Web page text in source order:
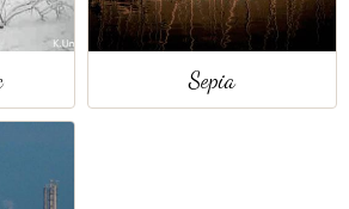
Sepia